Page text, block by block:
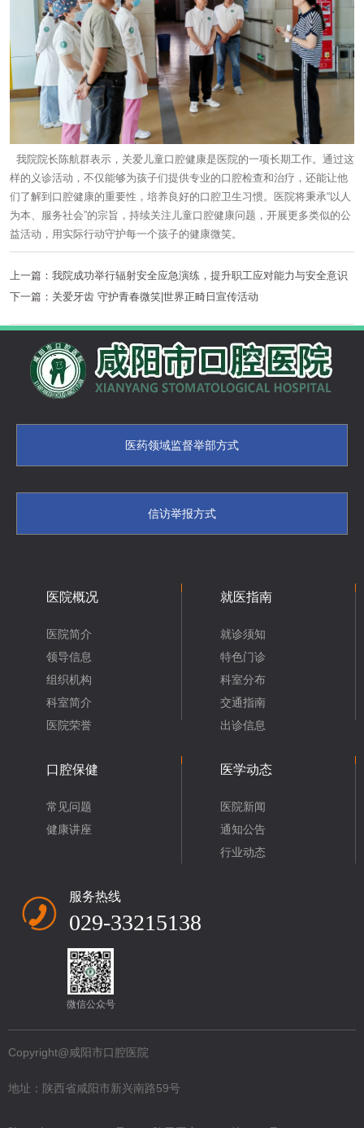
我院院长陈航群表示，关爱儿童口腔健康是医院的一项长期工作。通过这
样的义诊活动，不仅能够为孩子们提供专业的口腔检查和治疗，还能让他
们了解到口腔健康的重要性，培养良好的口腔卫生习惯。医院将秉承“以人
为本、服务社会”的宗旨，持续关注儿童口腔健康问题，开展更多类似的公
益活动，用实际行动守护每一个孩子的健康微笑。
上一篇： 我院成功举行辐射安全应急演练，提升职工应对能力与安全意识
下一篇： 关爱牙齿 守护青春微笑|世界正畸日宣传活动
医药领域监督举部方式
信访举报方式
医院概况
医院简介
领导信息
组织机构
科室简介
医院荣誉
就医指南
就诊须知
特色门诊
科室分布
交通指南
出诊信息
口腔保健
常见问题
健康讲座
医学动态
医院新闻
通知公告
行业动态
服务热线
029-33215138
微信公众号
Copyright@咸阳市口腔医院
地址：陕西省咸阳市新兴南路59号